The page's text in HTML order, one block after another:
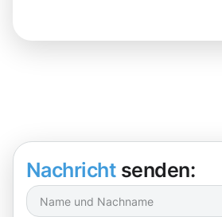
Nachricht senden: